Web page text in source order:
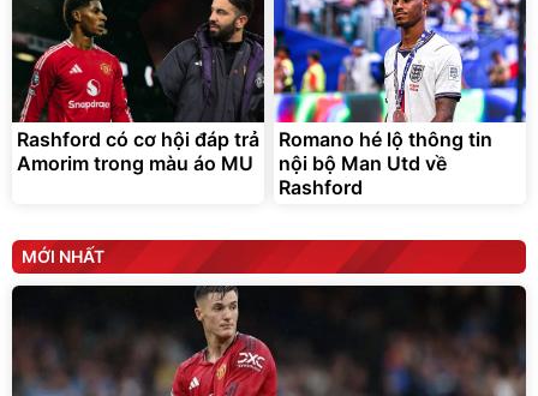
Bạt phủ xe ô tô cao cấp,
tráng nhôm 03 lớp
392.000đ
325.000đ
Đã bán nhiều
Xe đạp điện trợ lực G-
Force C14 gấp gọn bỏ cốp
tiện lợi
9.900.000 đ
7.092.000đ
Đang xem nhiều
G-FORCE VIETNA
Rashford có cơ hội đáp trả
Amorim trong màu áo MU
Romano hé lộ thông tin
nội bộ Man Utd về
Rashford
MỚI NHẤT